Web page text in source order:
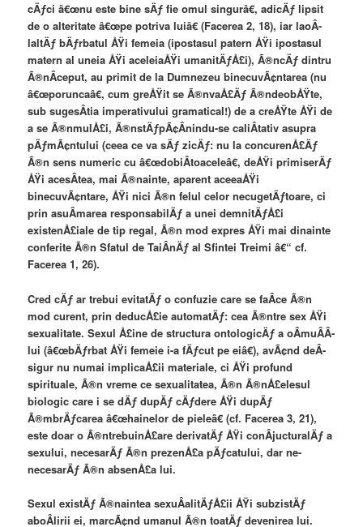
cÄƒci â€œnu este bine sÄƒ fie omul singurâ€, adicÄƒ lipsit
de o alteritate â€œpe potriva luiâ€ (Facerea 2, 18), iar laoÂ­
laltÄƒ bÄƒrbatul ÅŸi femeia (ipostasul patern ÅŸi ipostasul
matern al uneia ÅŸi aceleiaÅŸi umanitÄƒÅ£i), Ã®ncÄƒ dintru
Ã®nÂ­ceput, au primit de la Dumnezeu binecuvÃ¢ntarea (nu
â€œporuncaâ€, cum greÅŸit se Ã®nvaÅ£Äƒ Ã®ndeobÅŸte,
sub sugesÂ­tia imperativului gramatical!) de a creÅŸte ÅŸi de
a se Ã®nmulÅ£i, Ã®nstÄƒpÃ¢Â­nindu-se caliÂ­tativ asupra
pÄƒmÃ¢ntului (ceea ce va sÄƒ zicÄƒ: nu la concurenÅ£Äƒ
Ã®n sens numeric cu â€œdobiÂ­toaceleâ€, deÅŸi primiserÄƒ
ÅŸi acesÂ­tea, mai Ã®nainte, aparent aceeaÅŸi
binecuvÃ¢ntare, ÅŸi nici Ã®n felul celor necugetÄƒtoare, ci
prin asuÂ­marea responsabilÄƒ a unei demnitÄƒÅ£i
existenÅ£iale de tip regal, Ã®n mod expres ÅŸi mai dinainte
conferite Ã®n Sfatul de TaiÂ­nÄƒ al Sfintei Treimi â€“ cf.
Facerea 1, 26).
Cred cÄƒ ar trebui evitatÄƒ o confuzie care se faÂ­ce Ã®n
mod curent, prin deducÅ£ie automatÄƒ: cea Ã®ntre sex ÅŸi
sexualitate. Sexul Å£ine de structura ontologicÄƒ a oÂ­muÂ­Â­
lui (â€œbÄƒrbat ÅŸi femeie i-a fÄƒcut pe eiâ€), avÃ¢nd deÂ­
sigur nu numai implicaÅ£ii materiale, ci ÅŸi profund
spirituale, Ã®n vreme ce sexualitatea, Ã®n Ã®nÅ£elesul
biologic care i se dÄƒ dupÄƒ cÄƒdere ÅŸi dupÄƒ
Ã®mbrÄƒcarea â€œhainelor de pieleâ€ (cf. Facerea 3, 21),
este doar o Ã®ntrebuinÅ£are derivatÄƒ ÅŸi conÂ­jucturalÄƒ a
sexului, necesarÄƒ Ã®n prezenÅ£a pÄƒcatului, dar ne-
necesarÄƒ Ã®n absenÅ£a lui.
Sexul existÄƒ Ã®naintea sexuÂ­alitÄƒÅ£ii ÅŸi subzistÄƒ
aboÂ­lirii ei, marcÃ¢nd umanul Ã®n toatÄƒ devenirea lui.